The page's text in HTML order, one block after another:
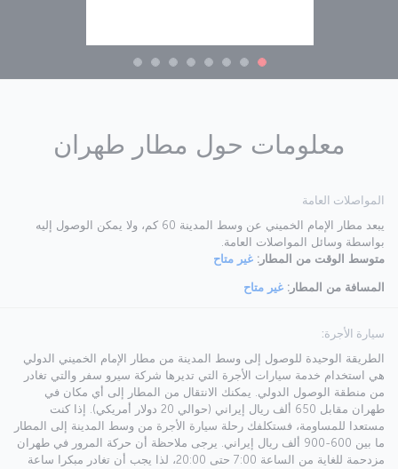
معلومات حول مطار طهران
المواصلات العامة
يبعد مطار الإمام الخميني عن وسط المدينة 60 كم، ولا يمكن الوصول إليه
بواسطة وسائل المواصلات العامة.
متوسط الوقت من المطار: غير متاح
المسافة من المطار: غير متاح
سيارة الأجرة:
الطريقة الوحيدة للوصول إلى وسط المدينة من مطار الإمام الخميني الدولي
هي استخدام خدمة سيارات الأجرة التي تديرها شركة سيرو سفر والتي تغادر
من منطقة الوصول الدولي. يمكنك الانتقال من المطار إلى أي مكان في
طهران مقابل 650 ألف ريال إيراني (حوالي 20 دولار أمريكي). إذا كنت
مستعدا للمساومة، فستكلفك رحلة سيارة الأجرة من وسط المدينة إلى المطار
ما بين 600-900 ألف ريال إيراني. يرجى ملاحظة أن حركة المرور في طهران
مزدحمة للغاية من الساعة 7:00 حتى 20:00، لذا يجب أن تغادر مبكرا ساعة